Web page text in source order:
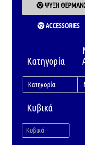
ΨΥΞΗ
ACCESSORIES
Κατηγορία
Κατηγορία
Κυβικά